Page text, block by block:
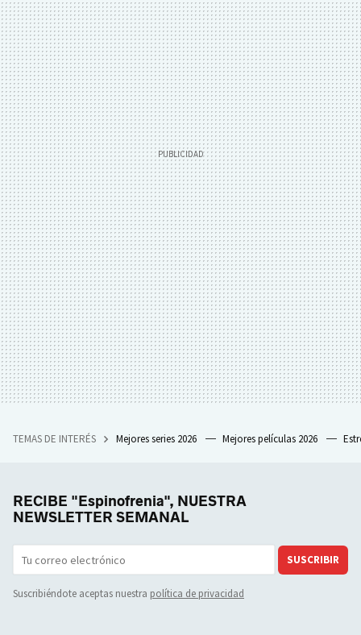
TEMAS DE INTERÉS Mejores series 2026 Mejores películas 2026
RECIBE "Espinofrenia", NUESTRA
NEWSLETTER SEMANAL
SUSCRIBIR
Suscribiéndote aceptas nuestra política de privacidad